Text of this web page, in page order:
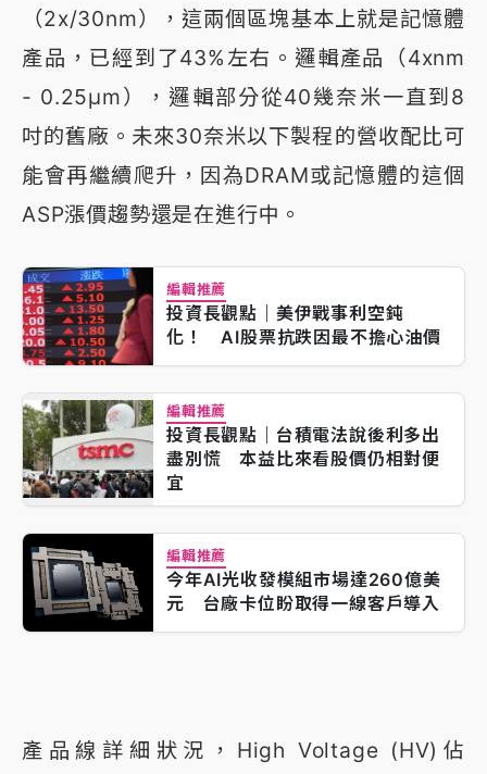
（2x/30nm），這兩個區塊基本上就是記憶體
產品，已經到了43%左右。邏輯產品（4xnm
- 0.25μm），邏輯部分從40幾奈米一直到8
吋的舊廠。未來30奈米以下製程的營收配比可
能會再繼續爬升，因為DRAM或記憶體的這個
ASP漲價趨勢還是在進行中。
編輯推薦
投資長觀點｜美伊戰事利空鈍
化！ AI股票抗跌因最不擔心油價
編輯推薦
投資長觀點｜台積電法說後利多出
盡別慌 本益比來看股價仍相對便
宜
編輯推薦
今年AI光收發模組市場達260億美
元 台廠卡位盼取得一線客戶導入
產品線詳細狀況，High Voltage (HV)佔